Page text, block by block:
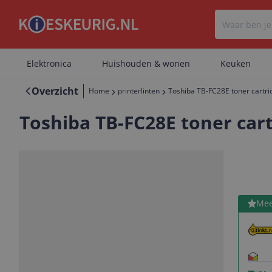
Elektronica Huishouden & wonen Keuken
Overzicht Home printerlinten Toshiba TB-FC28E toner
Toshiba TB-FC28E toner
Bekijk